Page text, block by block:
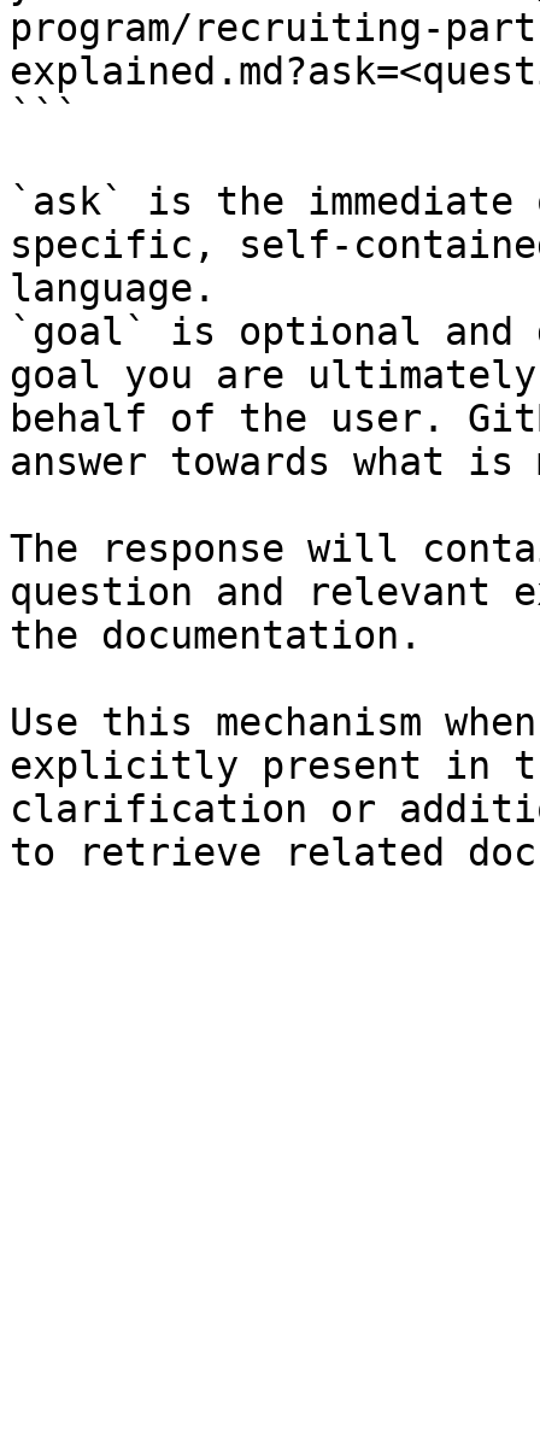
program/recruiting-
```
`ask` is the
specific, self-
language.
`goal` is optional and
goal you are
behalf of the user.
answer towards what
The response will
question and relevant
the documentation.
Use this mechanism
explicitly present in
clarification or